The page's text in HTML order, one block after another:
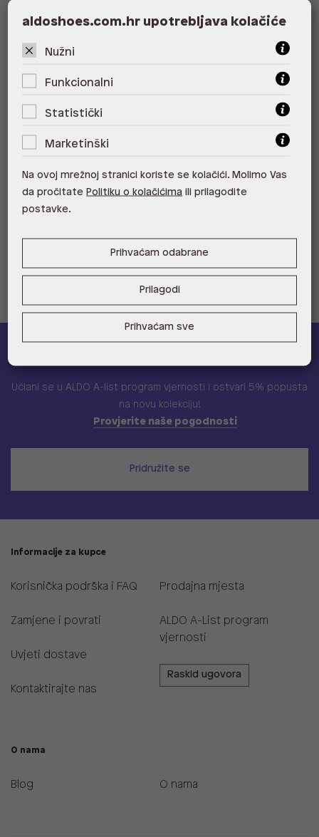
ALDO, City Center One East 10000
10000 Zagreb
ALDO, Arena Centar 10020 Zagreb
ALDO, Mall of Split Split
Split
ALDO, Tower Centar 51000 Rijeka
ALDO, Supernova Zadar Zadar
Učlani se u ALDO A-list program vjernosti i ostvari 5% popusta
na novu kolekciju!
Provjerite naše pogodnosti
Pridružite se
Informacije za kupce
Korisnička podrška i FAQ
Zamjene i povrati
Uvjeti dostave
Kontaktirajte nas
Prodajna mjesta
ALDO A-List program
vjernosti
Raskid ugovora
O nama
Blog O nama
aldoshoes.com.hr upotrebljava kolačiće
Nužni
Funkcionalni
Statistički
Marketinški
Na ovoj mrežnoj stranici koriste se kolačići. Molimo Vas
da pročitate Politiku o kolačićima ili prilagodite
postavke.
Prihvaćam odabrane
Prilagodi
Prihvaćam sve